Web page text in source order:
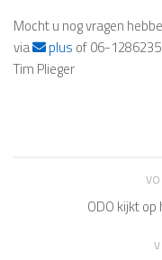
Mocht u nog vragen
via
plus of 06-
Tim Plieger
ODO kijkt